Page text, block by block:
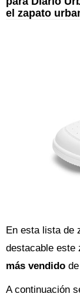
el zapato
En esta lista de
destacable este
más vendido
A continuación